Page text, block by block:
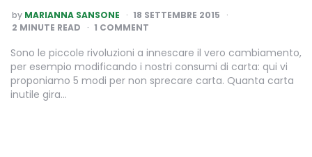
POSTED
BY
by MARIANNA SANSONE
18 SETTEMBRE 2015
2 MINUTE READ 1 COMMENT
Sono le piccole rivoluzioni a innescare il vero cambiamento,
per esempio modificando i nostri consumi di carta: qui vi
proponiamo 5 modi per non sprecare carta. Quanta carta
inutile gira…